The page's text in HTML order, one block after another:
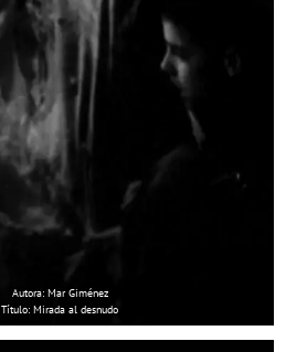
Autora: Mar Giménez
Título: Mirada al desnudo